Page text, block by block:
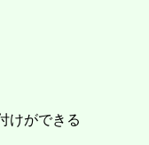
けができる